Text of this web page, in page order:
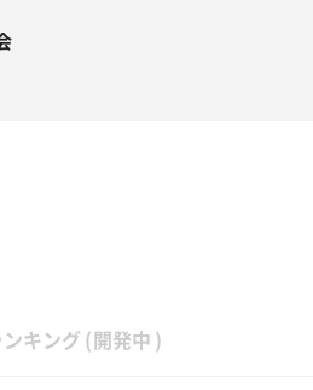
ンキング (開発中 )